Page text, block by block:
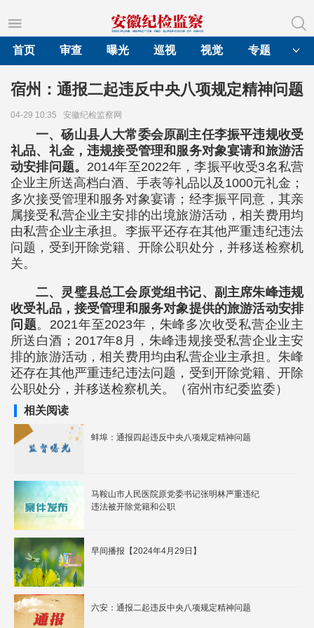
首页
审查 曝光 巡视 视觉 专题
宿州：通报二起违反中央八项规定精神问题
04-29 10:35 安徽纪检监察网
一、砀山县人大常委会原副主任李振平违规收受
礼品、礼金，违规接受管理和服务对象宴请和旅游活
动安排问题。 2014年至2022年，李振平收受3名私营
企业主所送高档白酒、手表等礼品以及1000元礼金；
多次接受管理和服务对象宴请；经李振平同意，其亲
属接受私营企业主安排的出境旅游活动，相关费用均
由私营企业主承担。李振平还存在其他严重违纪违法
问题，受到开除党籍、开除公职处分，并移送检察机
关。
二、灵璧县总工会原党组书记、副主席朱峰违规
收受礼品，接受管理和服务对象提供的旅游活动安排
问题。2021年至2023年，朱峰多次收受私营企业主
所送白酒；2017年8月，朱峰违规接受私营企业主安
排的旅游活动，相关费用均由私营企业主承担。朱峰
还存在其他严重违纪违法问题，受到开除党籍、开除
公职处分，并移送检察机关。（宿州市纪委监委）
相关阅读
蚌埠：通报四起违反中央八项规定精神问题
马鞍山市人民医院原党委书记张明林严重违纪
违法被开除党籍和公职
早间播报【2024年4月29日】
六安：通报二起违反中央八项规定精神问题